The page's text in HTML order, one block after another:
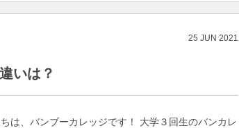
25 JUN 2021
いは？
は、バンブーカレッジです！ 大学３回生のバンカレ